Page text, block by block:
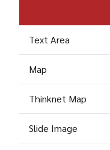
Text Area
Map
Thinknet Map
Slide Image